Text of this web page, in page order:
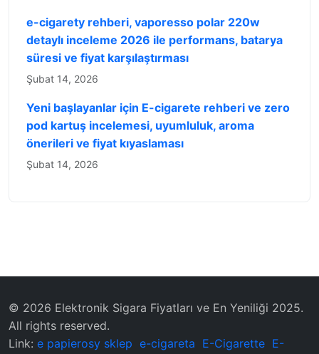
e-cigarety rehberi, vaporesso polar 220w
detaylı inceleme 2026 ile performans, batarya
süresi ve fiyat karşılaştırması
Şubat 14, 2026
Yeni başlayanlar için E-cigarete rehberi ve zero
pod kartuş incelemesi, uyumluluk, aroma
önerileri ve fiyat kıyaslaması
Şubat 14, 2026
© 2026 Elektronik Sigara Fiyatları ve En Yeniliği 2025.
All rights reserved.
Link: e papierosy sklep e-cigareta E-Cigarette E-